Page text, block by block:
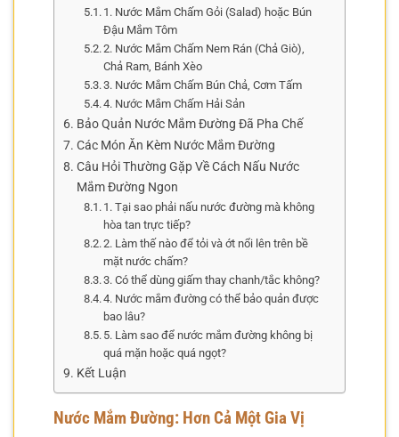
1. Nước Mắm Chấm Gỏi (Salad) hoặc Bún
Đậu Mắm Tôm
2. Nước Mắm Chấm Nem Rán (Chả Giò),
Chả Ram, Bánh Xèo
3. Nước Mắm Chấm Bún Chả, Cơm Tấm
4. Nước Mắm Chấm Hải Sản
Bảo Quản Nước Mắm Đường Đã Pha Chế
Các Món Ăn Kèm Nước Mắm Đường
Câu Hỏi Thường Gặp Về Cách Nấu Nước
Mắm Đường Ngon
1. Tại sao phải nấu nước đường mà không
hòa tan trực tiếp?
2. Làm thế nào để tỏi và ớt nổi lên trên bề
mặt nước chấm?
3. Có thể dùng giấm thay chanh/tắc không?
4. Nước mắm đường có thể bảo quản được
bao lâu?
5. Làm sao để nước mắm đường không bị
quá mặn hoặc quá ngọt?
Kết Luận
Nước Mắm Đường: Hơn Cả Một Gia Vị